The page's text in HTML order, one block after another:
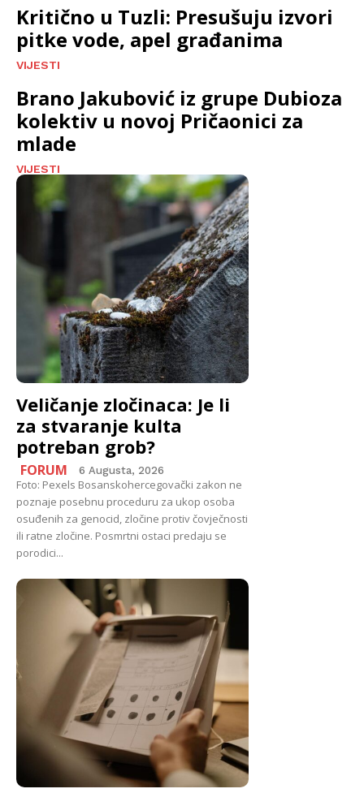
Kritično u Tuzli: Presušuju izvori
pitke vode, apel građanima
VIJESTI
Brano Jakubović iz grupe Dubioza
kolektiv u novoj Pričaonici za
mlade
VIJESTI
Veličanje zločinaca: Je li
za stvaranje kulta
potreban grob?
FORUM 6 Augusta, 2026
Foto: Pexels Bosanskohercegovački zakon ne
poznaje posebnu proceduru za ukop osoba
osuđenih za genocid, zločine protiv čovječnosti
ili ratne zločine. Posmrtni ostaci predaju se
porodici...